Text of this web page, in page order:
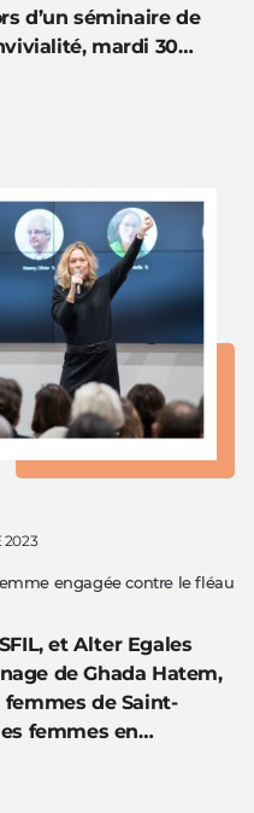
d’un séminaire de
mardi 30…
engagée contre le fléau
et Alter Egales
de Ghada Hatem,
de Saint-
femmes en…
2023